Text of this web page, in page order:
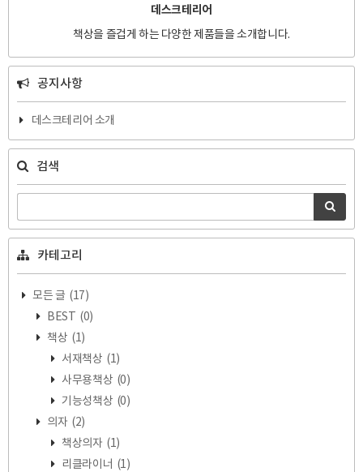
데스크테리어
책상을 즐겁게 하는 다양한 제품들을 소개합니다.
공지사항
데스크테리어 소개
검색
카테고리
모든 글 (17)
BEST (0)
책상 (1)
서재책상 (1)
사무용책상 (0)
기능성책상 (0)
의자 (2)
책상의자 (1)
리클라이너 (1)